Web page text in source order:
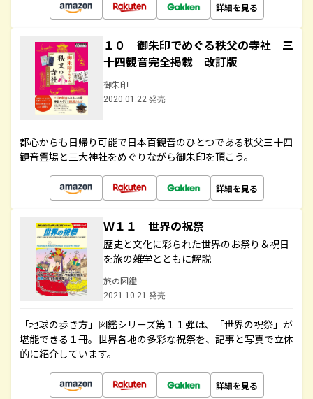
詳細を見る
１０ 御朱印でめぐる秩父の寺社 三
十四観音完全掲載 改訂版
御朱印
2020.01.22 発売
都心からも日帰り可能で日本百観音のひとつである秩父三十四
観音霊場と三大神社をめぐりながら御朱印を頂こう。
詳細を見る
Ｗ１１ 世界の祝祭
歴史と文化に彩られた世界のお祭り＆祝日
を旅の雑学とともに解説
旅の図鑑
2021.10.21 発売
「地球の歩き方」図鑑シリーズ第１１弾は、「世界の祝祭」が
堪能できる１冊。世界各地の多彩な祝祭を、記事と写真で立体
的に紹介しています。
詳細を見る